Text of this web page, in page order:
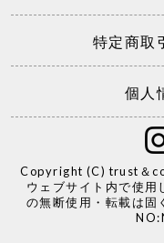
特定商取
個人
Copyright (C) trust＆
ウェブサイト内で使用
の無断使用・転載は固